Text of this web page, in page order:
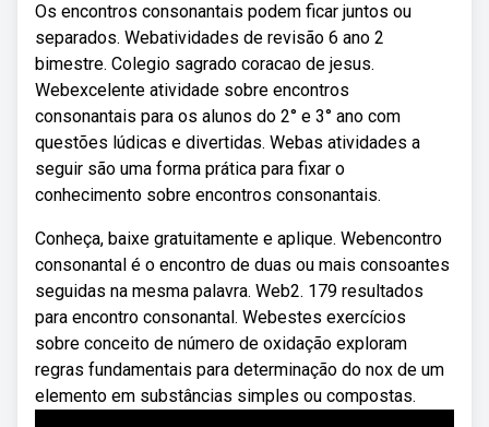
Os encontros consonantais podem ficar juntos ou
separados. Webatividades de revisão 6 ano 2
bimestre. Colegio sagrado coracao de jesus.
Webexcelente atividade sobre encontros
consonantais para os alunos do 2° e 3° ano com
questões lúdicas e divertidas. Webas atividades a
seguir são uma forma prática para fixar o
conhecimento sobre encontros consonantais.
Conheça, baixe gratuitamente e aplique. Webencontro
consonantal é o encontro de duas ou mais consoantes
seguidas na mesma palavra. Web2. 179 resultados
para encontro consonantal. Webestes exercícios
sobre conceito de número de oxidação exploram
regras fundamentais para determinação do nox de um
elemento em substâncias simples ou compostas.